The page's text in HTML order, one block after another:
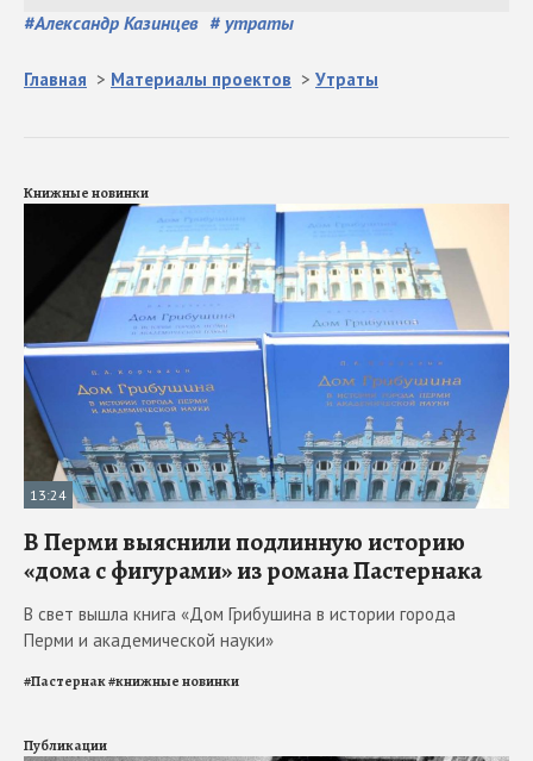
#Александр Казинцев # утраты
Главная > Материалы проектов > Утраты
Книжные новинки
13:24
В Перми выяснили подлинную историю
«дома с фигурами» из романа Пастернака
В свет вышла книга «Дом Грибушина в истории города
Перми и академической науки»
#Пастернак#книжные новинки
Публикации